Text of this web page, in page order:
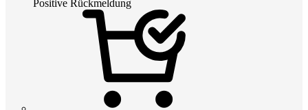
Positive Rückmeldung